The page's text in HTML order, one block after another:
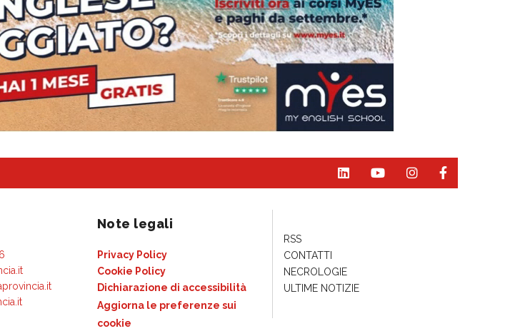
Note legali
Privacy Policy
Cookie Policy
Dichiarazione di accessibilità
Aggiorna le preferenze sui
cookie
RSS
CONTATTI
NECROLOGIE
ULTIME NOTIZIE